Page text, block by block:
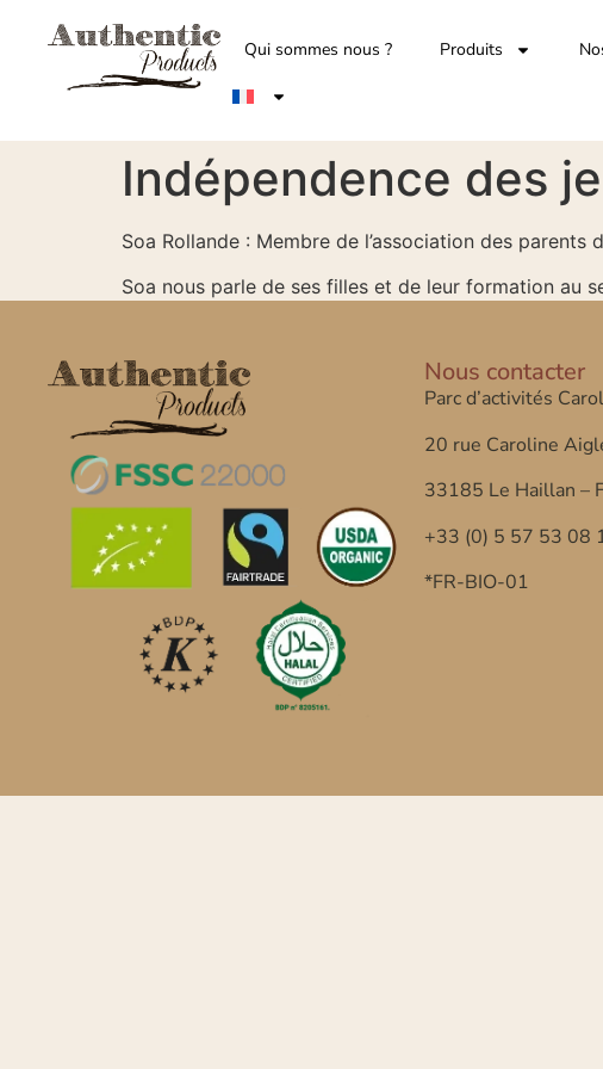
Qui sommes nous ? Produits
Indépendence des
Soa Rollande : Membre de l’association des parents
Soa nous parle de ses filles et de leur formation au
Nous contacter
Parc d’activités
20 rue Caroline
33185 Le Haillan –
+33 (0) 5 57 53 08
*FR-BIO-01